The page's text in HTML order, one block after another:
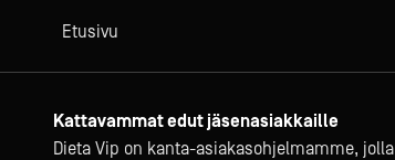
Etusivu
Kattavammat edut jäsenasiakkaille
Dieta Vip on kanta-asiakasohjelmamme, jolla